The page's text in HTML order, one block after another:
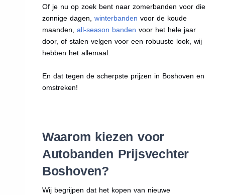
Of je nu op zoek bent naar zomerbanden voor die
zonnige dagen, winterbanden voor de koude
maanden, all-season banden voor het hele jaar
door, of stalen velgen voor een robuuste look, wij
hebben het allemaal.
En dat tegen de scherpste prijzen in Boshoven en
omstreken!
Waarom kiezen voor
Autobanden Prijsvechter
Boshoven?
Wij begrijpen dat het kopen van nieuwe